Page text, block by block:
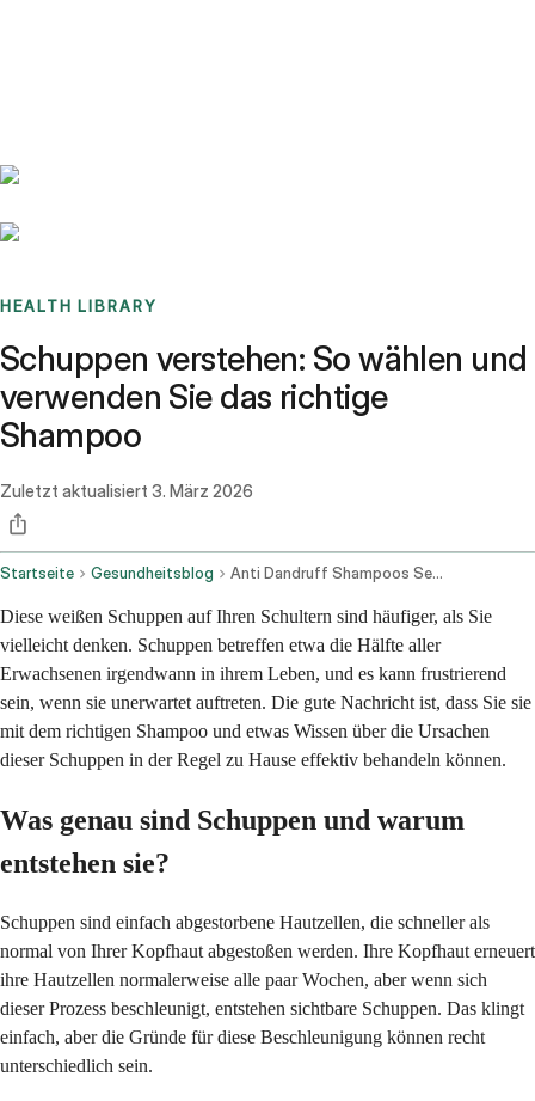
HEALTH LIBRARY
Schuppen verstehen: So wählen und
verwenden Sie das richtige
Shampoo
Zuletzt aktualisiert 3. März 2026
Startseite Gesundheitsblog Anti Dandruff Shampoos Selection Use And Underlying Causes
Diese weißen Schuppen auf Ihren Schultern sind häufiger, als Sie
vielleicht denken. Schuppen betreffen etwa die Hälfte aller
Erwachsenen irgendwann in ihrem Leben, und es kann frustrierend
sein, wenn sie unerwartet auftreten. Die gute Nachricht ist, dass Sie sie
mit dem richtigen Shampoo und etwas Wissen über die Ursachen
dieser Schuppen in der Regel zu Hause effektiv behandeln können.
Was genau sind Schuppen und warum
entstehen sie?
Schuppen sind einfach abgestorbene Hautzellen, die schneller als
normal von Ihrer Kopfhaut abgestoßen werden. Ihre Kopfhaut erneuert
ihre Hautzellen normalerweise alle paar Wochen, aber wenn sich
dieser Prozess beschleunigt, entstehen sichtbare Schuppen. Das klingt
einfach, aber die Gründe für diese Beschleunigung können recht
unterschiedlich sein.